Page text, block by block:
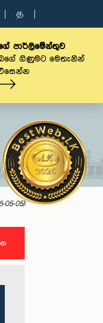
த
පාර්ලිමේන්තුව
ගිණුමට මෙතැනින්
05)